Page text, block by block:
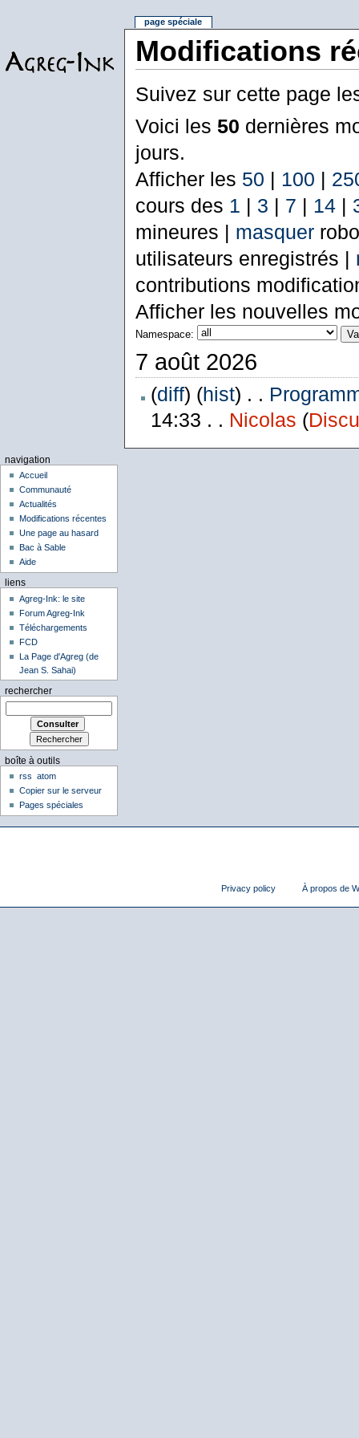
Modifications
Suivez sur cette page
Voici les 50 dernières
jours.
Afficher les 50 | 100 |
cours des 1 | 3 | 7 | 14|
mineures | masquer
utilisateurs enregistrés |
contributions
Afficher les nouvelles
Namespace:
7 août 2026
(diff) (hist) . .
14:33 . . Nicolas (
page spéciale
navigation
Accueil
Communauté
Actualités
Modifications récentes
Une page au hasard
Bac à Sable
Aide
liens
Agreg-Ink: le site
Forum Agreg-Ink
Téléchargements
FCD
La Page d'Agreg (de
Jean S. Sahai)
rechercher
boîte à outils
rss
atom
Copier sur le serveur
Pages spéciales
Privacy policy À propos de